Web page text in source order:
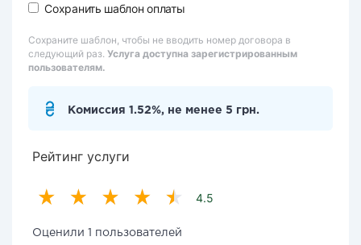
Сохранить шаблон оплаты
Сохраните шаблон, чтобы не вводить номер договора в
следующий раз. Услуга доступна зарегистрированным
пользователям.
Комиссия 1.52%, не менее 5 грн.
Рейтинг услуги
4.5
Оценили 1 пользователей